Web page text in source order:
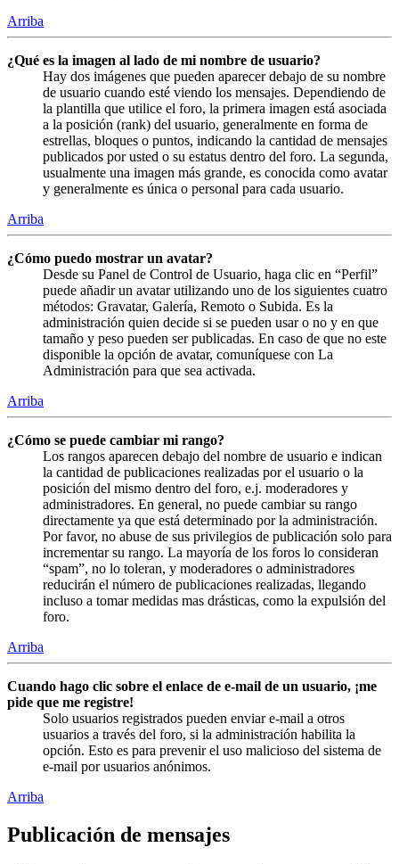
Arriba
¿Qué es la imagen al lado de mi nombre de usuario?
Hay dos imágenes que pueden aparecer debajo de su nombre
de usuario cuando esté viendo los mensajes. Dependiendo de
la plantilla que utilice el foro, la primera imagen está asociada
a la posición (rank) del usuario, generalmente en forma de
estrellas, bloques o puntos, indicando la cantidad de mensajes
publicados por usted o su estatus dentro del foro. La segunda,
usualmente una imagen más grande, es conocida como avatar
y generalmente es única o personal para cada usuario.
Arriba
¿Cómo puedo mostrar un avatar?
Desde su Panel de Control de Usuario, haga clic en “Perfil”
puede añadir un avatar utilizando uno de los siguientes cuatro
métodos: Gravatar, Galería, Remoto o Subida. Es la
administración quien decide si se pueden usar o no y en que
tamaño y peso pueden ser publicadas. En caso de que no este
disponible la opción de avatar, comuníquese con La
Administración para que sea activada.
Arriba
¿Cómo se puede cambiar mi rango?
Los rangos aparecen debajo del nombre de usuario e indican
la cantidad de publicaciones realizadas por el usuario o la
posición del mismo dentro del foro, e.j. moderadores y
administradores. En general, no puede cambiar su rango
directamente ya que está determinado por la administración.
Por favor, no abuse de sus privilegios de publicación solo para
incrementar su rango. La mayoría de los foros lo consideran
“spam”, no lo toleran, y moderadores o administradores
reducirán el número de publicaciones realizadas, llegando
incluso a tomar medidas mas drásticas, como la expulsión del
foro.
Arriba
Cuando hago clic sobre el enlace de e-mail de un usuario, ¡me
pide que me registre!
Solo usuarios registrados pueden enviar e-mail a otros
usuarios a través del foro, si la administración habilita la
opción. Esto es para prevenir el uso malicioso del sistema de
e-mail por usuarios anónimos.
Arriba
Publicación de mensajes